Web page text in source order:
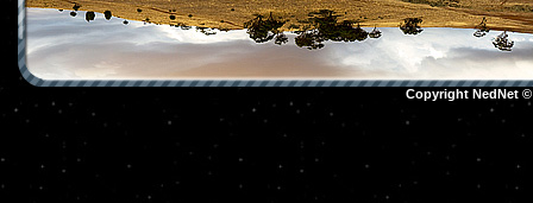
Copyright NedNet